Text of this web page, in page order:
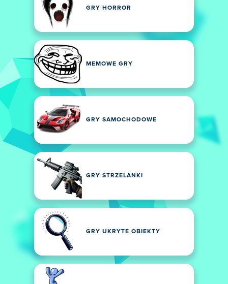
GRY HORROR
MEMOWE GRY
GRY SAMOCHODOWE
GRY STRZELANKI
GRY UKRYTE OBIEKTY